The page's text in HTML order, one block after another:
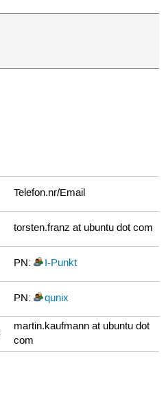
Telefon.nr/Email
torsten.franz at ubuntu dot com
PN: I-Punkt
PN: qunix
martin.kaufmann at ubuntu dot
com